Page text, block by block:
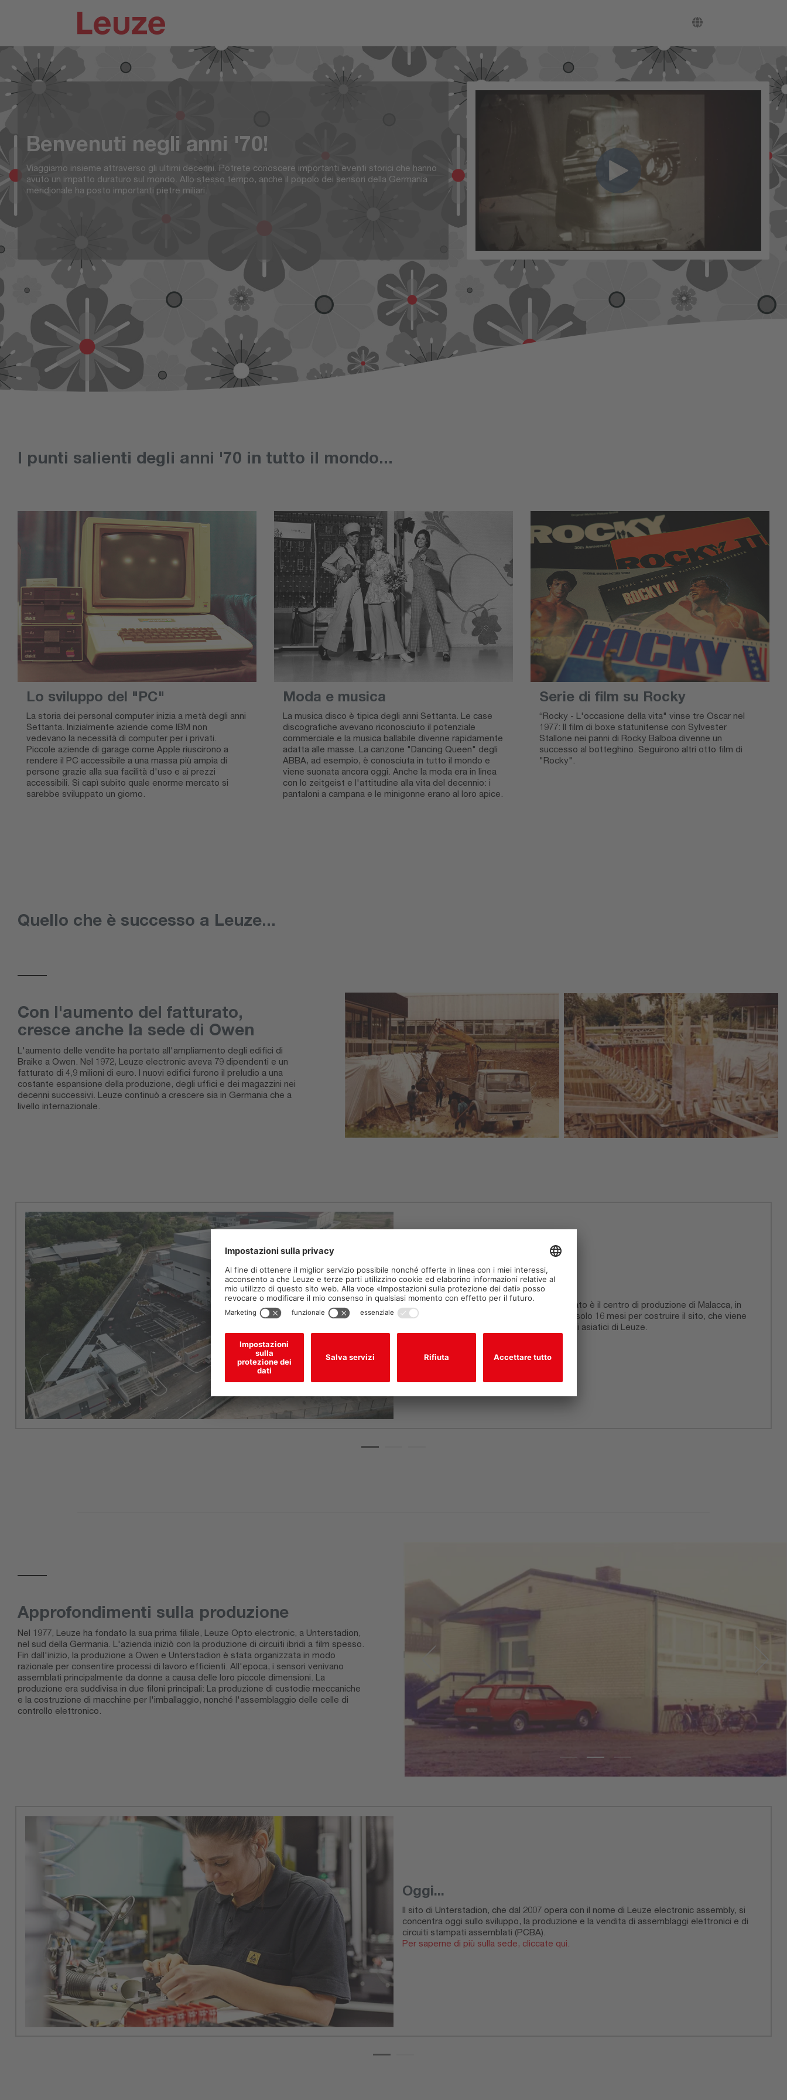
content.
Benvenuti negli anni '70!
Viaggiamo insieme attraverso gli ultimi decenni. Potrete conoscere importanti eventi storici che hanno
avuto un impatto duraturo sul mondo. Allo stesso tempo, anche il popolo dei sensori della Germania
meridionale ha posto importanti pietre miliari.
I punti salienti degli anni '70 in tutto il mondo...
Lo sviluppo del "PC"
La storia dei personal computer inizia a metà degli anni
Settanta. Inizialmente aziende come IBM non
vedevano la necessità di computer per i privati.
Piccole aziende di garage come Apple riuscirono a
rendere il PC accessibile a una massa più ampia di
persone grazie alla sua facilità d'uso e ai prezzi
accessibili. Si capì subito quale enorme mercato si
sarebbe sviluppato un giorno.
Moda e musica
La musica disco è tipica degli anni Settanta. Le case
discografiche avevano riconosciuto il potenziale
commerciale e la musica ballabile divenne rapidamente
adatta alle masse. La canzone "Dancing Queen" degli
ABBA, ad esempio, è conosciuta in tutto il mondo e
viene suonata ancora oggi. Anche la moda era in linea
con lo zeitgeist e l'attitudine alla vita del decennio: i
pantaloni a campana e le minigonne erano al loro apice.
Serie di film su Rocky
“Rocky - L'occasione della vita" vinse tre Oscar nel
1977: Il film di boxe statunitense con Sylvester
Stallone nei panni di Rocky Balboa divenne un
successo al botteghino. Seguirono altri otto film di
"Rocky".
Quello che è successo a Leuze...
Con l'aumento del fatturato,
cresce anche la sede di Owen
L'aumento delle vendite ha portato all'ampliamento degli edifici di
Braike a Owen. Nel 1972, Leuze electronic aveva 79 dipendenti e un
fatturato di 4,9 milioni di euro. I nuovi edifici furono il preludio a una
costante espansione della produzione, degli uffici e dei magazzini nei
decenni successivi. Leuze continuò a crescere sia in Germania che a
livello internazionale.
Oggi...
Il progetto di costruzione del recente passato è il centro di produzione di Malacca, in
Malesia, inaugurato nel 2022. Ci sono voluti solo 16 mesi per costruire il sito, che viene
utilizzato principalmente per rifornire i clienti asiatici di Leuze.
Per saperne di più.
Approfondimenti sulla produzione
Nel 1977, Leuze ha fondato la sua prima filiale, Leuze Opto electronic, a Unterstadion,
nel sud della Germania. L'azienda iniziò con la produzione di circuiti ibridi a film spesso.
Fin dall'inizio, la produzione a Owen e Unterstadion è stata organizzata in modo
razionale per consentire processi di lavoro efficienti. All'epoca, i sensori venivano
assemblati principalmente da donne a causa delle loro piccole dimensioni. La
produzione era suddivisa in due filoni principali: La produzione di custodie meccaniche
e la costruzione di macchine per l'imballaggio, nonché l'assemblaggio delle celle di
controllo elettronico.
Oggi...
Il sito di Unterstadion, che dal 2007 opera con il nome di Leuze electronic assembly, si
concentra oggi sullo sviluppo, la produzione e la vendita di assemblaggi elettronici e di
circuiti stampati assemblati (PCBA).
Per saperne di più sulla sede, cliccate qui.